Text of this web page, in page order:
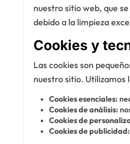
nuestro sitio web, que
debido a la limpieza
Cookies y
Las cookies son
nuestro sitio. Utilizamos
Cookies esenciales:
Cookies de análisis:
Cookies de
Cookies de publicidad: